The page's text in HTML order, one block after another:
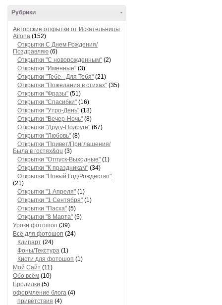
-
Рубрики
Авторские открытки от Искательницы
Ailona (152)
Открытки С Днем Рождения/
Поздравляю (6)
Открытки "С новорожденным" (2)
Открытки "Именные" (3)
Открытки "Тебе - Для Тебя" (21)
Открытки "Пожелания в стихах" (35)
Открытки "Фразы" (51)
Открытки "Спасибки" (16)
Открытки "Утро-День" (13)
Открытки "Вечер-Ночь" (8)
Открытки "Другу-Подруге" (67)
Открытки "Любовь" (8)
Открытки "Привет/Приглашения/
Была в гостях&qu (3)
Открытки "Отпуск-Выходные" (1)
Открытки "К праздникам" (34)
Открытки "Новый Год/Рождество"
(21)
Открытки "1 Апреля" (1)
Открытки "1 Сентября" (1)
Открытки "Пасха" (5)
Открытки "8 Марта" (5)
Уроки фотошоп (39)
Всё для фотошоп (24)
Клипарт (24)
Фоны/Текстура (1)
Кисти для фотошоп (1)
Мой Сайт (11)
Обо всём (10)
Бродилки (5)
оформление блога (4)
приветствия (4)